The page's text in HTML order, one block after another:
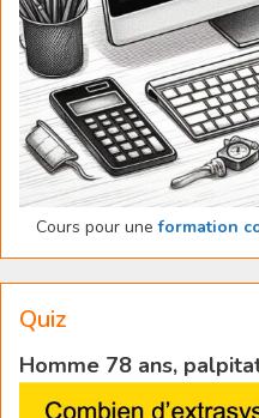
Cours pour uneformation
Quiz
Homme 78 ans,